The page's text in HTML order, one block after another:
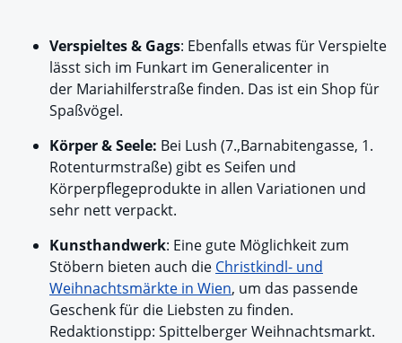
Verspieltes & Gags: Ebenfalls etwas für Verspielte
lässt sich im Funkart im Generalicenter in
der Mariahilferstraße finden. Das ist ein Shop für
Spaßvögel.
Körper & Seele: Bei Lush (7.,Barnabitengasse, 1.
Rotenturmstraße) gibt es Seifen und
Körperpflegeprodukte in allen Variationen und
sehr nett verpackt.
Kunsthandwerk: Eine gute Möglichkeit zum
Stöbern bieten auch die Christkindl- und
Weihnachtsmärkte in Wien, um das passende
Geschenk für die Liebsten zu finden.
Redaktionstipp: Spittelberger Weihnachtsmarkt.